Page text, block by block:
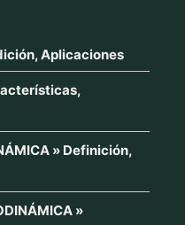
Aplicaciones
» Definición,
»